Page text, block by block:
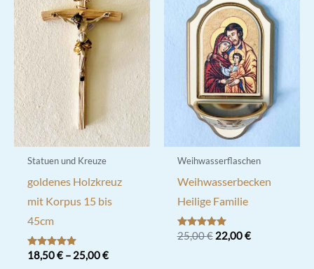
Die
Optionen
können
der
Produktseite
werden
Statuen und Kreuze
goldenes Holzkreuz
mit Korpus 15 bis
45cm
Bewertet mit
5.00
18,50€–25,00€
Weihwasserflaschen
Weihwasserbecken
Heilige Familie
Bewertet mit
5.00
25,00€ Ursprünglicher
22,00€Aktueller